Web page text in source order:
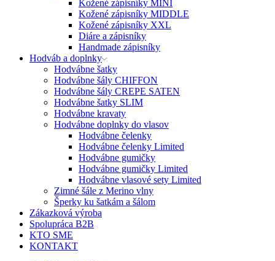
Kožené zápisníky MINI
Kožené zápisníky MIDDLE
Kožené zápisníky XXL
Diáre a zápisníky
Handmade zápisníky
Hodváb a doplnky
Hodvábne šatky
Hodvábne šály CHIFFON
Hodvábne šály CREPE SATEN
Hodvábne šatky SLIM
Hodvábne kravaty
Hodvábne doplnky do vlasov
Hodvábne čelenky
Hodvábne čelenky Limited
Hodvábne gumičky
Hodvábne gumičky Limited
Hodvábne vlasové sety Limited
Zimné šále z Merino vlny
Šperky ku šatkám a šálom
Zákazková výroba
Spolupráca B2B
KTO SME
KONTAKT